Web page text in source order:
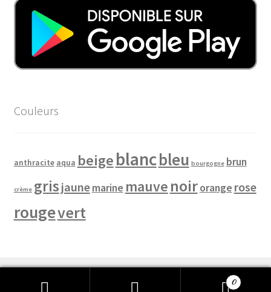
Couleurs
anthracite aqua beigeblancbleu bourgogne brun
crème grisjaunemarine mauve noirorange rose
rougevert
0